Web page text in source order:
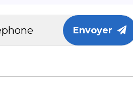
Envoyer